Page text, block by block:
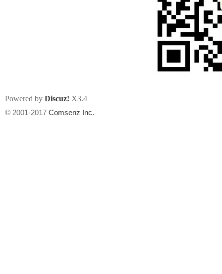
Powered by Discuz! X3.4
© 2001-2017 Comsenz Inc.